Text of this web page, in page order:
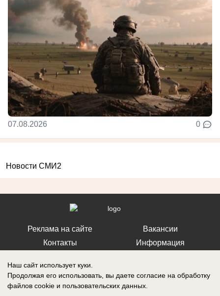
07.08.2026 0
Новости СМИ2
Реклама на сайте
Контакты
Вакансии
Информация
Наш сайт использует куки.
Продолжая его использовать, вы даете согласие на обработку
файлов cookie и пользовательских данных.